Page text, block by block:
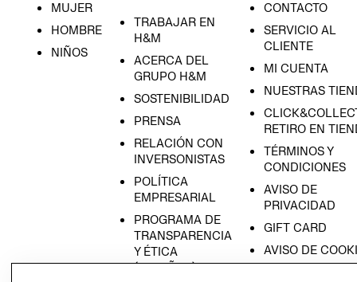
MUJER
HOMBRE
NIÑOS
TRABAJAR EN
H&M
ACERCA DEL
GRUPO H&M
SOSTENIBILIDAD
PRENSA
RELACIÓN CON
INVERSONISTAS
POLÍTICA
EMPRESARIAL
PROGRAMA DE
TRANSPARENCIA
Y ÉTICA
(ESPAÑOL)
CONTACTO
SERVICIO AL
CLIENTE
MI CUENTA
NUESTRAS
RETIRO EN
TÉRMINOS Y
CONDICIONES
AVISO DE
PRIVACIDAD
GIFT CARD
AVISO DE